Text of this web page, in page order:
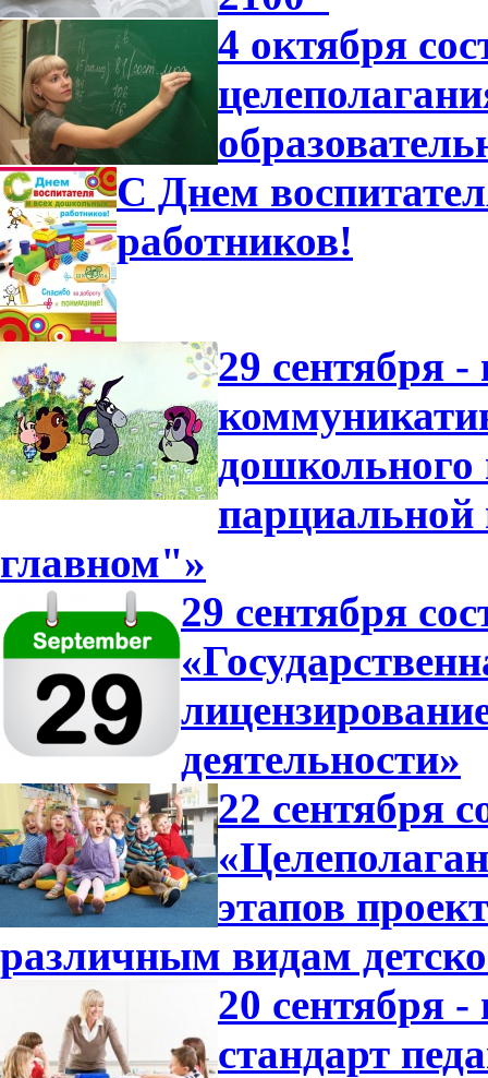
4 октября
С Днем
работников!
29 сентября
дошкольного
главном"»
29 сентября
деятельности»
22 сентября
этапов
различным видам
20 сентября
стандарт